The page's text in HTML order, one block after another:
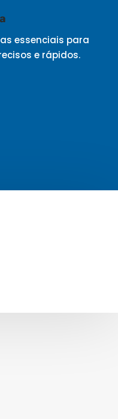
essenciais para
e rápidos.